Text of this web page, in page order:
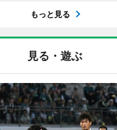
もっと見る
見る・遊ぶ